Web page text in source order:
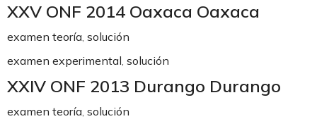
XXV ONF 2014 Oaxaca Oaxaca
examen teoría, solución
examen experimental, solución
XXIV ONF 2013 Durango Durango
examen teoría, solución